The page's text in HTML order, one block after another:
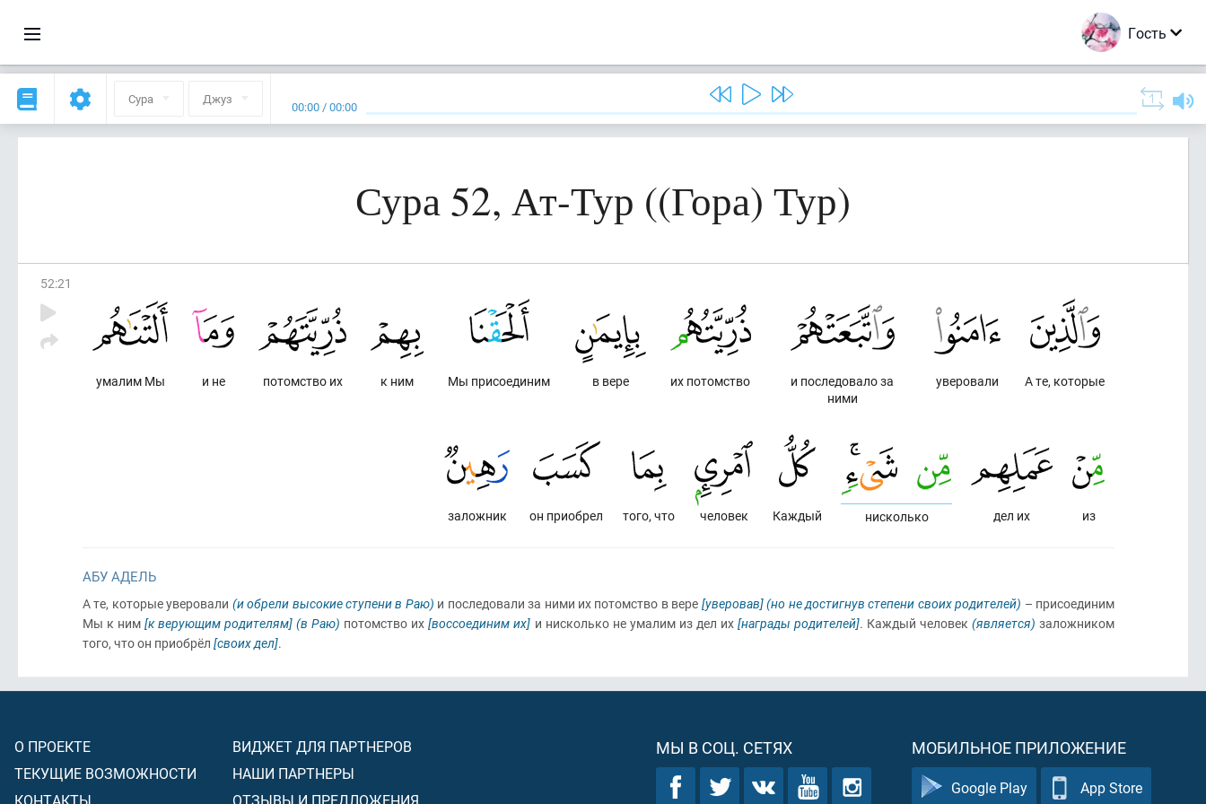
Гость
Сура Джуз 00:00 /00:00
Сура 52, Ат-Тур ((Гора) Тур)
52:21
А те, которые
уверовали
и последовало за
ними
их потомство
в вере
Мы присоединим
к ним
потомство их
и не
умалим Мы
из
дел их
нисколько
Каждый
человек
того, что
он приобрел
заложник
АБУ АДЕЛЬ
А те, которые уверовали (и обрели высокие ступени в Раю) и последовали за ними их потомство в вере [уверовав](но не достигнув степени своих родителей) – присоединим
Мы к ним[к верующим родителям] (в Раю) потомство их[воссоединим их] и нисколько не умалим из дел их [награды родителей]. Каждый человек (является) заложником
того, что он приобрёл [своих дел].
О ПРОЕКТЕ
ТЕКУЩИЕ ВОЗМОЖНОСТИ
КОНТАКТЫ
ВИДЖЕТ ДЛЯ ПАРТНЕРОВ
НАШИ ПАРТНЕРЫ
ОТЗЫВЫ И ПРЕДЛОЖЕНИЯ
МЫ В СОЦ. СЕТЯХ МОБИЛЬНОЕ ПРИЛОЖЕНИЕ
Google Play App Store